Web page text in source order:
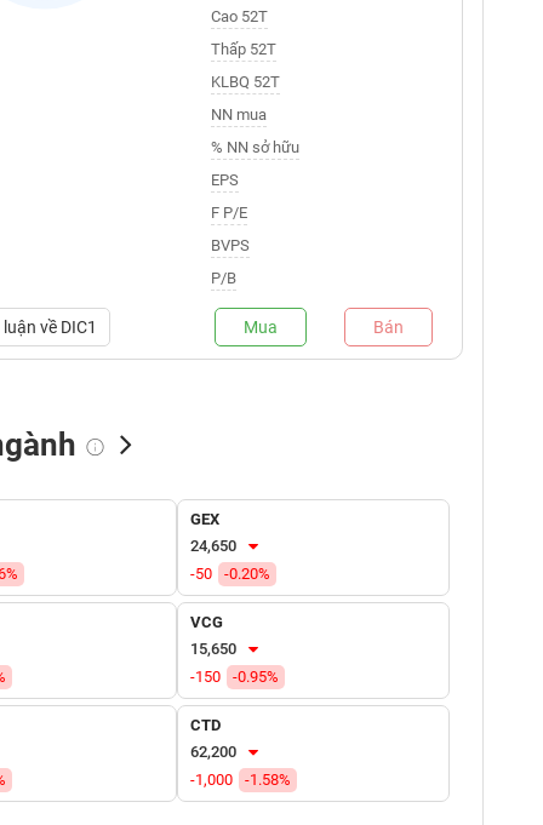
Cao 52T
Thấp 52T
KLBQ 52T
NN mua
% NN sở hữu
EPS
F P/E
BVPS
P/B
về DIC1 Mua Bán
Tự doanh mua
GEX
24,650
-50
-0.20%
VCG
15,650
-150
-0.95%
CTD
62,200
-1,000
-1.58%